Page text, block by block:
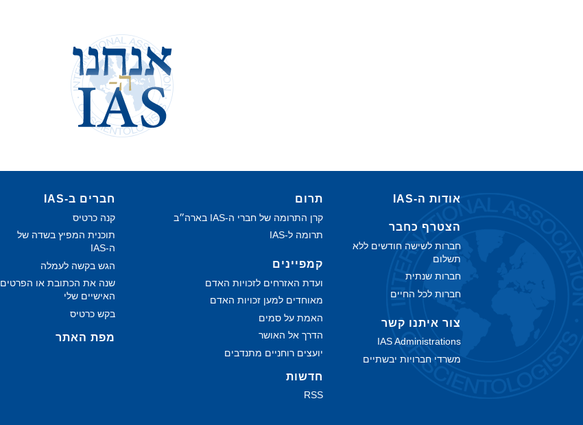
אודות ה‑IAS
הצטרף כחבר
חברות לשישה חודשים ללא
תשלום
חברות שנתית
חברות לכל החיים
צור איתנו קשר
IAS Administrations
משרדי חברויות יבשתיים
תרום
קרן התרומה של חברי ה-IAS בארה״ב
תרומה ל-IAS
קמפיינים
ועדת האזרחים לזכויות האדם
מאוחדים למען זכויות האדם
האמת על סמים
הדרך אל האושר
יועצים רוחניים מתנדבים
חדשות
RSS
חברים ב-IAS
קנה כרטיס
תוכנית המפיץ בשדה של
ה‑IAS
הגש בקשה לעמלה
שנה את הכתובת או הפרטים
האישיים שלי
בקש כרטיס
מפת האתר